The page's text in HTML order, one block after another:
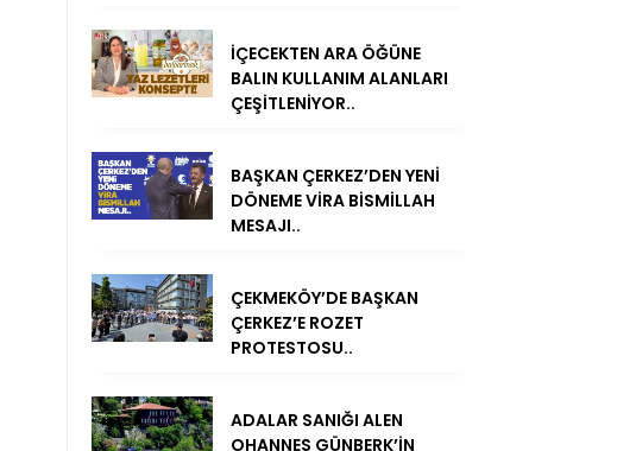
İÇECEKTEN ARA ÖĞÜNE
BALIN KULLANIM ALANLARI
ÇEŞİTLENİYOR..
BAŞKAN ÇERKEZ’DEN YENİ
DÖNEME VİRA BİSMİLLAH
MESAJI..
ÇEKMEKÖY’DE BAŞKAN
ÇERKEZ’E ROZET
PROTESTOSU..
ADALAR SANIĞI ALEN
OHANNES GÜNBERK’İN